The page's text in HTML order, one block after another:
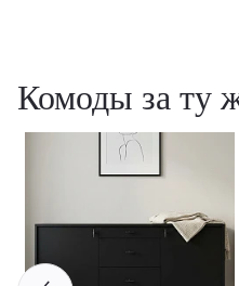
Комоды за ту